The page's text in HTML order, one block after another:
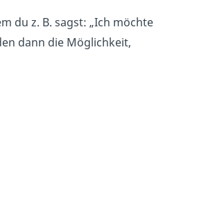
du z. B. sagst: „Ich möchte
dann die Möglichkeit,